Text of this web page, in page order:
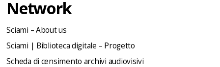
Network
Sciami – About us
Sciami | Biblioteca digitale – Progetto
Scheda di censimento archivi audiovisivi